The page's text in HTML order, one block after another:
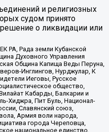
и религиозных
судом принято
о ликвидации или
РА, Рада земли Кубанской
Духовного Управления
Община Капища Веды Перуна,
Инглингов, Нурджулар, К
Иеговы, Русское
общество,
Кабарды, Балкарии и
Хиджра, Пит Буль, Национал-
Славянский союз,
Армия воли народа,
города Череповца,
национальное единство,